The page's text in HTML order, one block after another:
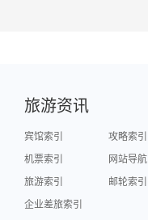
旅游资讯
宾馆索引
攻略索引
机票索引
网站导航
旅游索引
邮轮索引
企业差旅索引